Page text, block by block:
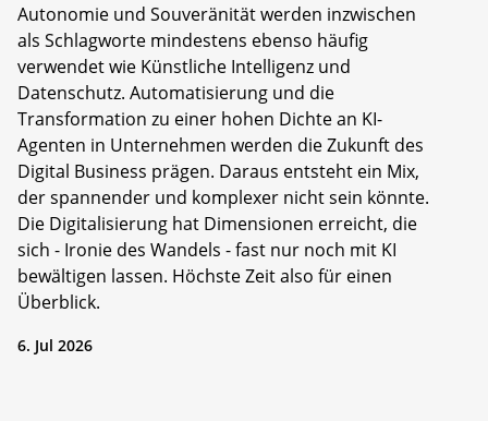
Autonomie und Souveränität werden inzwischen
als Schlagworte mindestens ebenso häufig
verwendet wie Künstliche Intelligenz und
Datenschutz. Automatisierung und die
Transformation zu einer hohen Dichte an KI-
Agenten in Unternehmen werden die Zukunft des
Digital Business prägen. Daraus entsteht ein Mix,
der spannender und komplexer nicht sein könnte.
Die Digitalisierung hat Dimensionen erreicht, die
sich - Ironie des Wandels - fast nur noch mit KI
bewältigen lassen. Höchste Zeit also für einen
Überblick.
6. Jul 2026